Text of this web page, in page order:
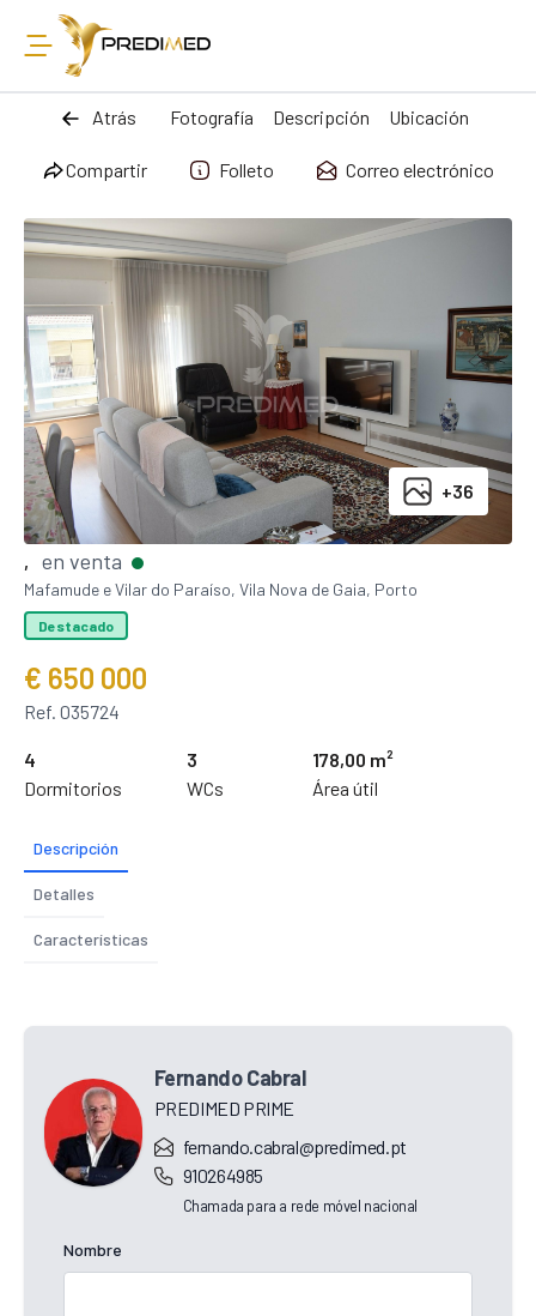
Atrás Fotografía Descripción Ubicación
Compartir Folleto Correo electrónico
+36
, en venta
Mafamude e Vilar do Paraíso, Vila Nova de Gaia, Porto
Destacado
€ 650 000
Ref. 035724
4
Dormitorios
3
WCs
178,00 m²
Área útil
Descripción
Detalles
Características
Fernando Cabral
PREDIMED PRIME
fernando.cabral@predimed.pt
910264985
Chamada para a rede móvel nacional
Nombre